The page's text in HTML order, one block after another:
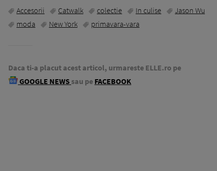
Accesorii Catwalk colectie In culise
Jason Wu
moda
New York primavara-vara
Daca ti-a placut acest articol, urmareste ELLE.ro pe
GOOGLE NEWS sau pe FACEBOOK